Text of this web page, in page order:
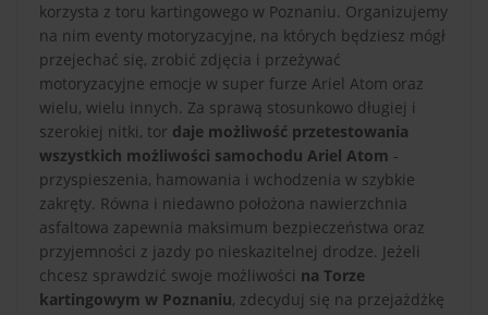
korzysta z toru kartingowego w Poznaniu. Organizujemy
na nim eventy motoryzacyjne, na których będziesz mógł
przejechać się, zrobić zdjęcia i przeżywać
motoryzacyjne emocje w super furze Ariel Atom oraz
wielu, wielu innych. Za sprawą stosunkowo długiej i
szerokiej nitki, tor daje możliwość przetestowania
wszystkich możliwości samochodu Ariel Atom -
przyspieszenia, hamowania i wchodzenia w szybkie
zakręty. Równa i niedawno położona nawierzchnia
asfaltowa zapewnia maksimum bezpieczeństwa oraz
przyjemności z jazdy po nieskazitelnej drodze. Jeżeli
chcesz sprawdzić swoje możliwości na Torze
kartingowym w Poznaniu, zdecyduj się na przejażdżkę